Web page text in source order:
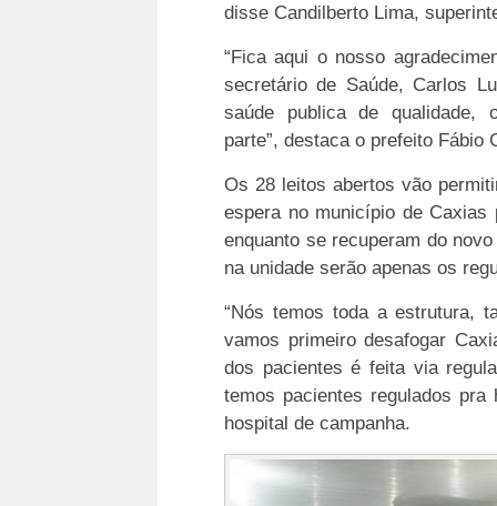
disse Candilberto Lima,
“Fica aqui o nosso
secretário de Saúde, Carlos
saúde publica de qualidade,
parte”, destaca o prefeito Fábio
Os 28 leitos abertos vão
espera no município de Caxias
enquanto se recuperam do
na unidade serão apenas os
“Nós temos toda a estrutura,
vamos primeiro desafogar
dos pacientes é feita via
temos pacientes regulados
hospital de campanha.